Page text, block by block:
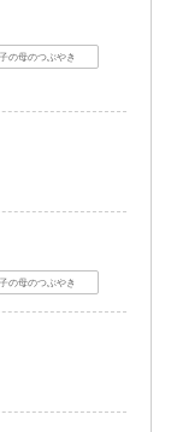
の母のつぶやき
の母のつぶやき